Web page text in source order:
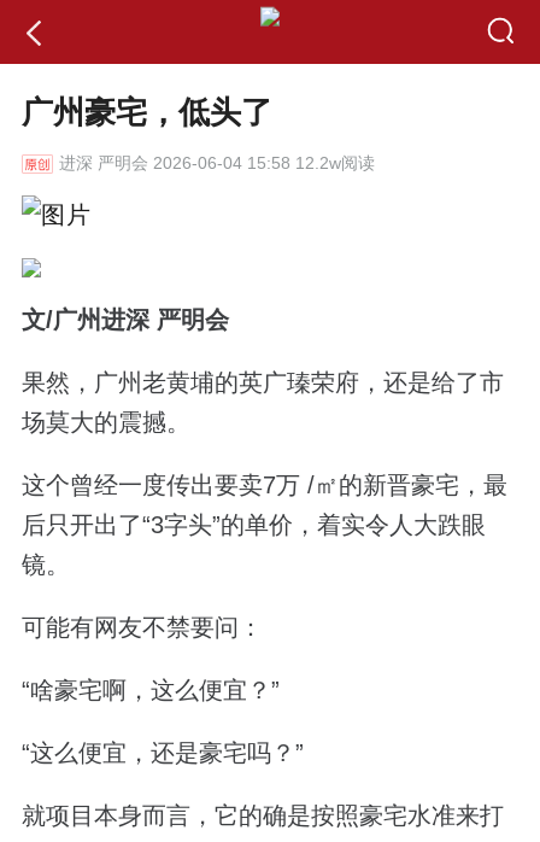
广州豪宅，低头了
进深 严明会 2026-06-04 15:58 12.2w阅读
文/广州进深 严明会
果然，广州老黄埔的英广瑧荣府，还是给了市
场莫大的震撼。
这个曾经一度传出要卖7万 /㎡的新晋豪宅，最
后只开出了“3字头”的单价，着实令人大跌眼
镜。
可能有网友不禁要问：
“啥豪宅啊，这么便宜？”
“这么便宜，还是豪宅吗？”
就项目本身而言，它的确是按照豪宅水准来打